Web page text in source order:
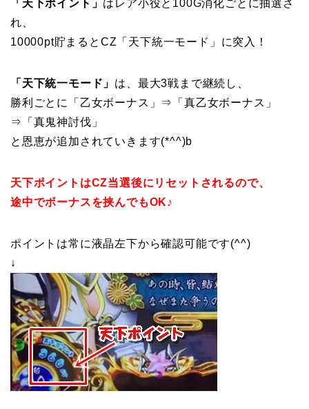
「天下ポイント」 はレア小役と100G消化ごとに抽選さ
れ、
10000pt貯まるとCZ「天下統一モード」に突入！
「天下統一モード」 は、最大3戦まで継続し、
勝利ごとに「乙女ボーナス」⇒「真乙女ボーナス」
⇒「真鬼神討伐」
と恩恵が追加されていきます(*^^)b
天下ポイントはCZ当選後にリセットされるので、
途中でボーナスを挟んでもOK♪
ポイントは常に液晶左下から確認可能です(^^)
↓